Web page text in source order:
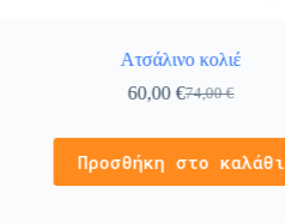
Ατσάλινο κολιέ
74,00€
60,00€
Προσθήκη στο καλάθι